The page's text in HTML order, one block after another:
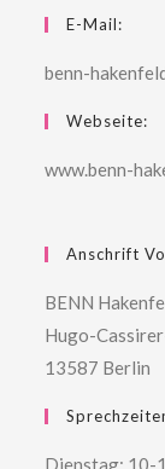
E-Mail:
benn-
Webseite:
www.benn-
Anschrift
BENN
Hugo-
13587 Berlin
Dienstag: 10-